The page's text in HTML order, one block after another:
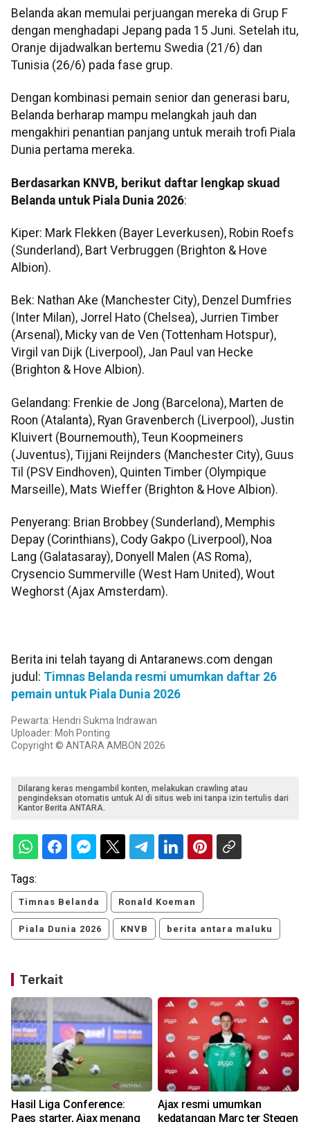
Belanda akan memulai perjuangan mereka di Grup F
dengan menghadapi Jepang pada 15 Juni. Setelah itu,
Oranje dijadwalkan bertemu Swedia (21/6) dan
Tunisia (26/6) pada fase grup.
Dengan kombinasi pemain senior dan generasi baru,
Belanda berharap mampu melangkah jauh dan
mengakhiri penantian panjang untuk meraih trofi Piala
Dunia pertama mereka.
Berdasarkan KNVB, berikut daftar lengkap skuad
Belanda untuk Piala Dunia 2026:
Kiper: Mark Flekken (Bayer Leverkusen), Robin Roefs
(Sunderland), Bart Verbruggen (Brighton & Hove
Albion).
Bek: Nathan Ake (Manchester City), Denzel Dumfries
(Inter Milan), Jorrel Hato (Chelsea), Jurrien Timber
(Arsenal), Micky van de Ven (Tottenham Hotspur),
Virgil van Dijk (Liverpool), Jan Paul van Hecke
(Brighton & Hove Albion).
Gelandang: Frenkie de Jong (Barcelona), Marten de
Roon (Atalanta), Ryan Gravenberch (Liverpool), Justin
Kluivert (Bournemouth), Teun Koopmeiners
(Juventus), Tijjani Reijnders (Manchester City), Guus
Til (PSV Eindhoven), Quinten Timber (Olympique
Marseille), Mats Wieffer (Brighton & Hove Albion).
Penyerang: Brian Brobbey (Sunderland), Memphis
Depay (Corinthians), Cody Gakpo (Liverpool), Noa
Lang (Galatasaray), Donyell Malen (AS Roma),
Crysencio Summerville (West Ham United), Wout
Weghorst (Ajax Amsterdam).
Berita ini telah tayang di Antaranews.com dengan
judul: Timnas Belanda resmi umumkan daftar 26
pemain untuk Piala Dunia 2026
Pewarta: Hendri Sukma Indrawan
Uploader: Moh Ponting
Copyright © ANTARA AMBON 2026
Dilarang keras mengambil konten, melakukan crawling atau
pengindeksan otomatis untuk AI di situs web ini tanpa izin tertulis dari
Kantor Berita ANTARA.
Tags:
Timnas Belanda Ronald Koeman
Piala Dunia 2026 KNVB berita antara maluku
Terkait
Hasil Liga Conference:
Paes starter, Ajax menang
Ajax resmi umumkan
kedatangan Marc ter Stegen